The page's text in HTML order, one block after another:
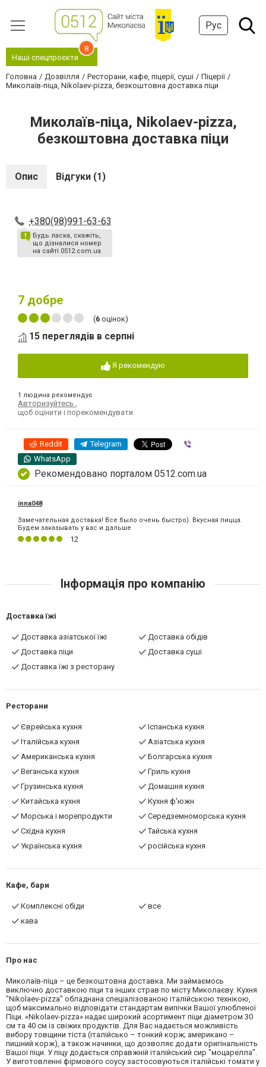
Рус
Наші спецпроєкти
8
Головна Дозвілля Ресторани, кафе, піцерії, суші
Піцерії
Миколаїв-піца, Nikolaev-pizza, безкоштовна доставка піци
Миколаїв-піца, Nikolaev-pizza,
безкоштовна доставка піци
Опис Відгуки (1)
+380(98)991-63-63
Будь ласка, скажіть,
що дізналися номер
на сайті 0512.com.ua
7 добре
(6 оцінок)
15 переглядів в серпні
Я рекомендую
1 людина рекомендує
Авторизуйтесь
щоб оцінити і порекомендувати
Reddit Telegram
WhatsApp
Рекомендовано порталом 0512.com.ua
inna048
Замечательная доставка! Все было очень быстро). Вкусная пицца.
Будем заказывать у вас и дальше
12
Інформація про компанію
Доставка їжі
Доставка азіатської їжі
Доставка обідів
Доставка піци
Доставка суші
Доставка їжі з ресторану
Ресторани
Єврейська кухня
Іспанська кухня
Італійська кухня
Азіатська кухня
Американська кухня
Болгарська кухня
Веганська кухня
Гриль кухня
Грузинська кухня
Домашня кухня
Китайська кухня
Кухня ф'южн
Морська і морепродукти
Середземноморська кухня
Східна кухня
Тайська кухня
Українська кухня
російська кухня
Кафе, бари
Комплексні обіди
все
кава
Про нас
Миколаїв-піца – це безкоштовна доставка. Ми займаємось
виключно доставкою піци та інших страв по місту Миколаєву. Кухня
"Nikolaev-pizza" обладнана спеціалізованою італійською технікою,
щоб максимально відповідати стандартам випічки Вашої улюбленої
Піци. «Nikolaev-pizza» надає широкий асортимент піци діаметром 30
см та 40 см із свіжих продуктів. Для Вас надається можливість
вибору товщини тіста (італійсько – тонкий корж; американо –
пишний корж), а також начинки, що дозволяє додати оригінальність
Вашої піци. У піцу додається справжній італійський сир "моцарелла".
У виготовленні фірмового соусу застосовуються італійські томати у